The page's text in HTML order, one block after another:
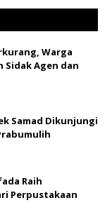
Warga
Sidak Agen dan
Samad Dikunjungi
Raih
Perpustakaan